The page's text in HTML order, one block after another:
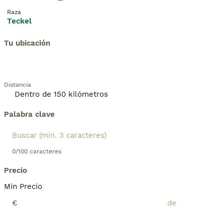
Raza
Teckel
Tu ubicación
Distancia
Palabra clave
0/100 caracteres
Precio
Min Precio
€